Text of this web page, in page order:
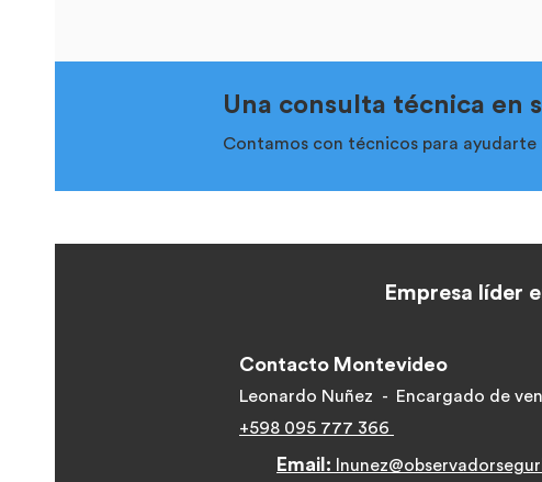
Una consulta técnica en
Contamos con técnicos para
Empresa líder
Contacto Montevideo
Leonardo Nuñez - Encargado de
+598 095 777 366
Email: